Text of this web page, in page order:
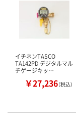
イチネンTASCO
TA142PD デジタルマル
チゲージキッ…
￥27,236（税込）